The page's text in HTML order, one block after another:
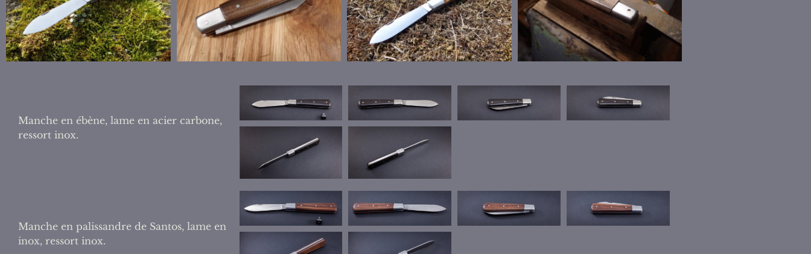
Manche en ébène, lame en acier carbone,
ressort inox.
Manche en palissandre de Santos, lame en
inox, ressort inox.